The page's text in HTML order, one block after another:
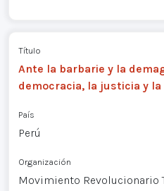
Título
Ante la barbarie y la
democracia, la justicia y la
País
Perú
Organización
Movimiento Revolucionario